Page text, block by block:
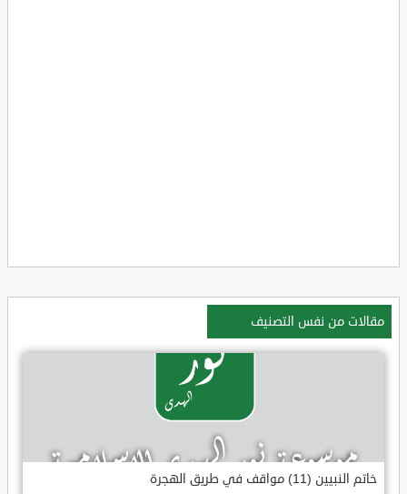
مقالات من نفس التصنيف
خاتم النبيين (11) مواقف في طريق الهجرة